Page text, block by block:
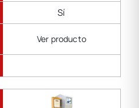
Sí
Ver producto